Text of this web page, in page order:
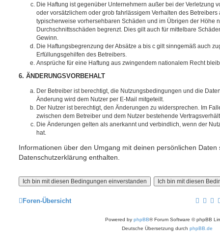
Die Haftung ist gegenüber Unternehmern außer bei der Verletzung
oder vorsätzlichem oder grob fahrlässigem Verhalten des Betreibers
typischerweise vorhersehbaren Schäden und im Übrigen der Höhe
Durchschnittsschäden begrenzt. Dies gilt auch für mittelbare
Gewinn.
Die Haftungsbegrenzung der Absätze a bis c gilt sinngemäß auch
Erfüllungsgehilfen des Betreibers.
Ansprüche für eine Haftung aus zwingendem nationalem Recht
6. ÄNDERUNGSVORBEHALT
Der Betreiber ist berechtigt, die Nutzungsbedingungen und die
Änderung wird dem Nutzer per E-Mail mitgeteilt.
Der Nutzer ist berechtigt, den Änderungen zu widersprechen. Im
zwischen dem Betreiber und dem Nutzer bestehende
Die Änderungen gelten als anerkannt und verbindlich, wenn der
hat.
Informationen über den Umgang mit deinen persönlichen Daten
Datenschutzerklärung enthalten.
Foren-Übersicht
Powered by phpBB® Forum Software © phpBB
Deutsche Übersetzung durch phpBB.de